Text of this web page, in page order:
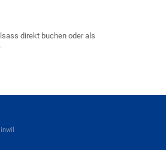
direkt buchen oder als